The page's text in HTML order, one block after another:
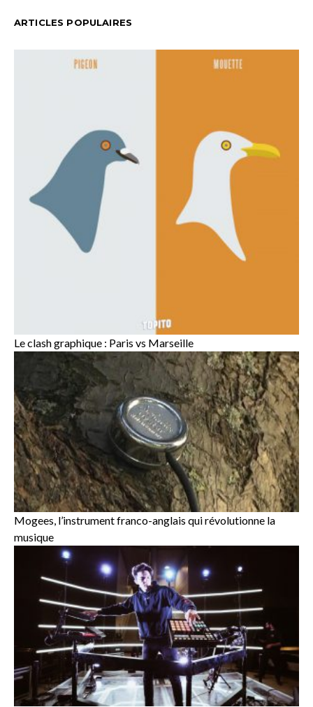
ARTICLES POPULAIRES
Le clash graphique : Paris vs Marseille
Mogees, l’instrument franco-anglais qui révolutionne la
musique